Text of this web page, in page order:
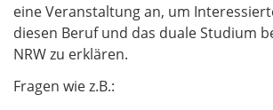
eine Veranstaltung an, um
diesen Beruf und das duale Studium
NRW zu erklären.
Fragen wie z.B.: